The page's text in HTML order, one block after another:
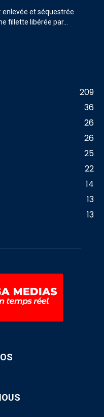
enlevée et séquestrée
fillette libérée par...
209
36
26
26
25
22
14
13
13